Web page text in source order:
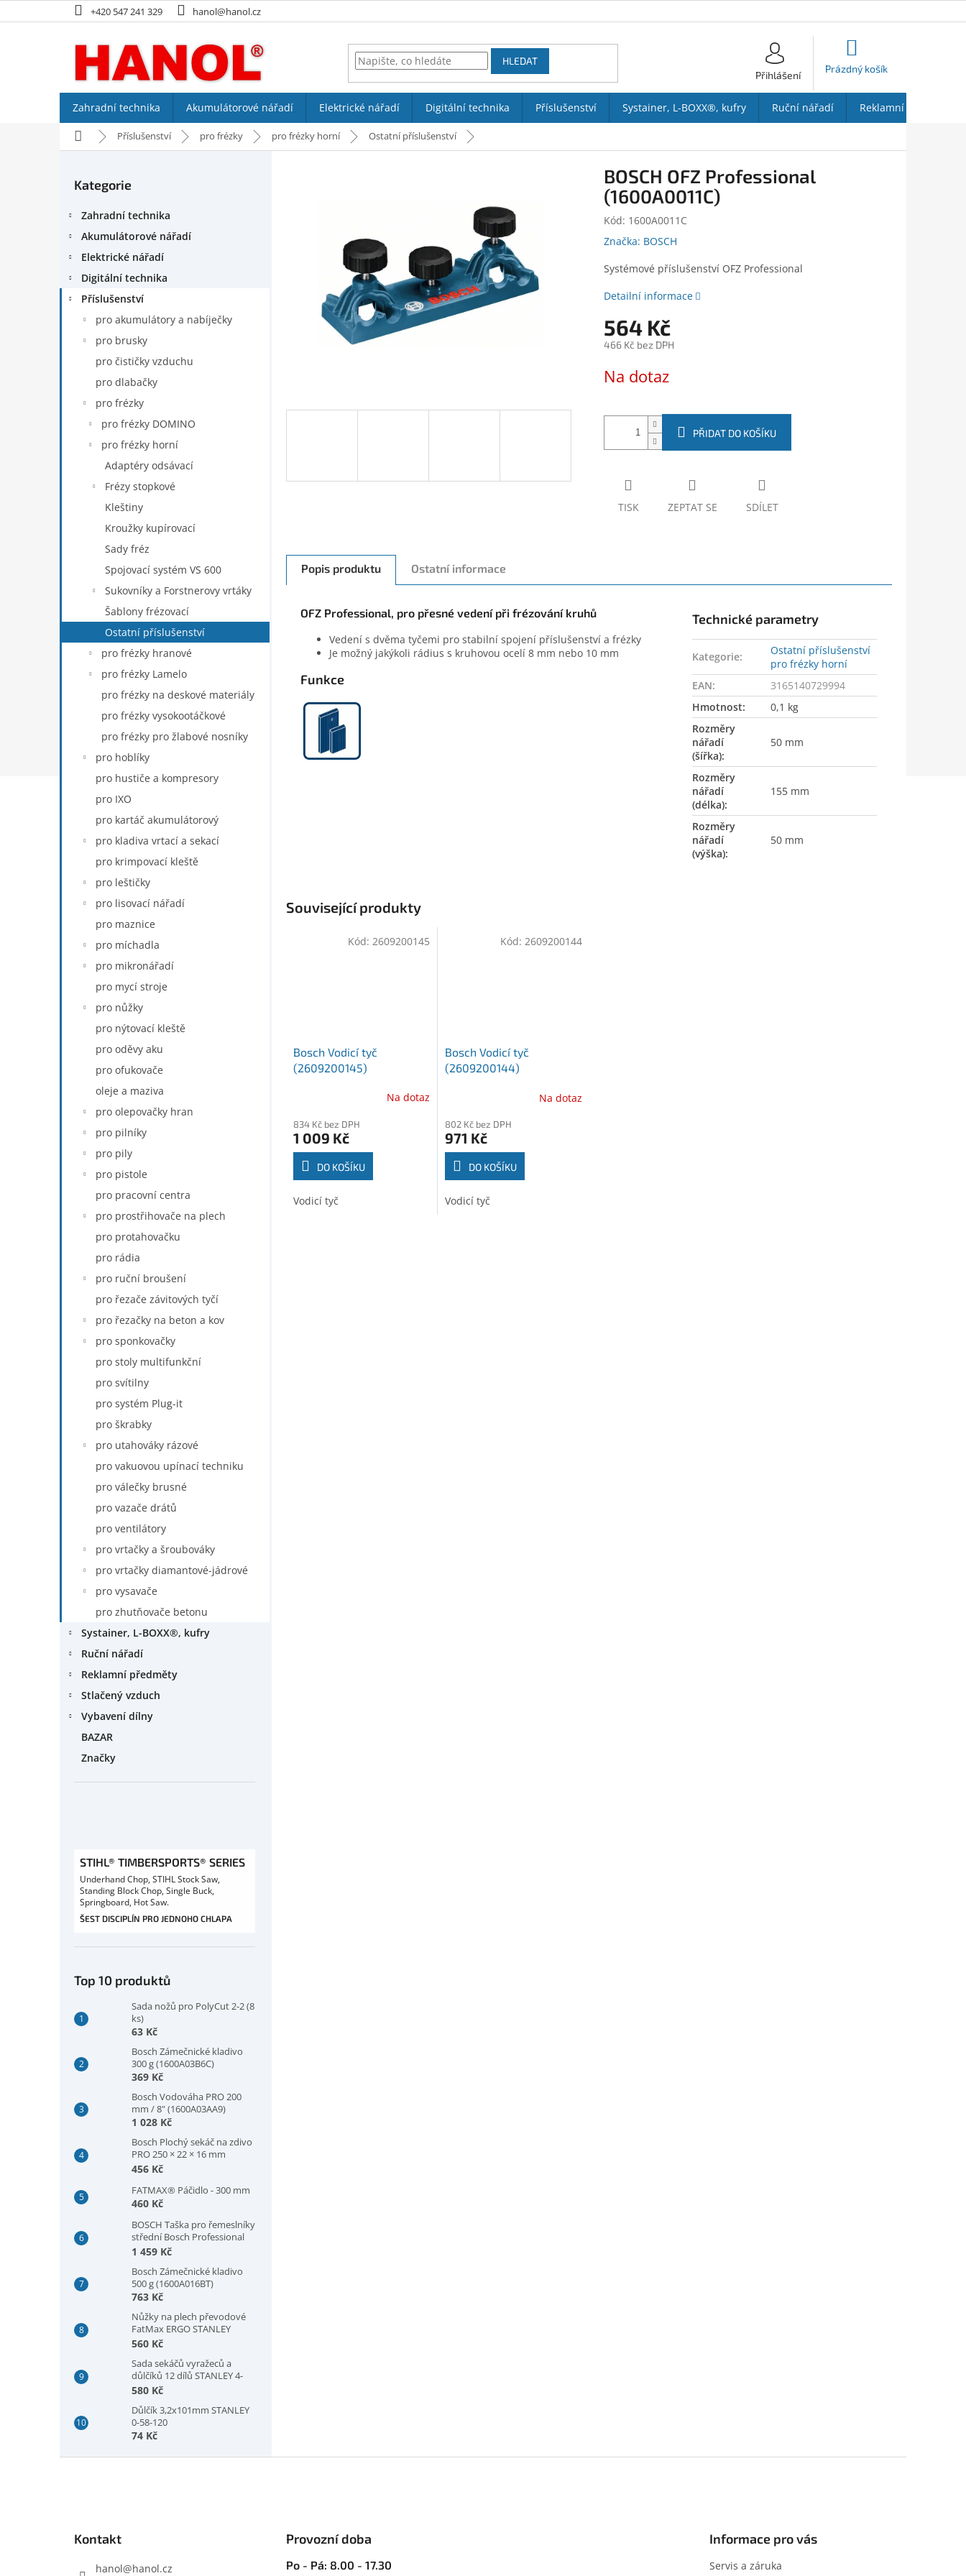
na
+420 547 241 329 hanol@hanol.cz
HLEDAT
Přihlášení
Prázdný košík
Zahradní technika Akumulátorové nářadí Elektrické nářadí Digitální technika Příslušenství Systainer, L-BOXX®, kufry Ruční nářadí Reklamní předměty
Domů Příslušenství pro frézky pro frézky horní Ostatní příslušenství
í
Přeskočit
Kategorie
Zahradní technika
Akumulátorové nářadí
Elektrické nářadí
Digitální technika
Příslušenství
pro akumulátory a nabíječky
pro brusky
pro čističky vzduchu
pro dlabačky
pro frézky
pro frézky DOMINO
pro frézky horní
Adaptéry odsávací
Frézy stopkové
Kleštiny
Kroužky kupírovací
Sady fréz
Spojovací systém VS 600
Sukovníky a Forstnerovy vrtáky
Šablony frézovací
Ostatní příslušenství
pro frézky hranové
pro frézky Lamelo
pro frézky na deskové materiály
pro frézky vysokootáčkové
pro frézky pro žlabové nosníky
pro hoblíky
pro hustiče a kompresory
pro IXO
pro kartáč akumulátorový
pro kladiva vrtací a sekací
pro krimpovací kleště
pro leštičky
pro lisovací nářadí
pro maznice
pro míchadla
pro mikronářadí
pro mycí stroje
pro nůžky
pro nýtovací kleště
pro oděvy aku
pro ofukovače
oleje a maziva
pro olepovačky hran
pro pilníky
pro pily
pro pistole
pro pracovní centra
pro prostřihovače na plech
pro protahovačku
pro rádia
pro ruční broušení
pro řezače závitových tyčí
pro řezačky na beton a kov
pro sponkovačky
pro stoly multifunkční
pro svítilny
pro systém Plug-it
pro škrabky
pro utahováky rázové
pro vakuovou upínací techniku
pro válečky brusné
pro vazače drátů
pro ventilátory
pro vrtačky a šroubováky
pro vrtačky diamantové-jádrové
pro vysavače
pro zhutňovače betonu
Systainer, L-BOXX®, kufry
Ruční nářadí
Reklamní předměty
Stlačený vzduch
Vybavení dílny
BAZAR
Značky
STIHL® TIMBERSPORTS® SERIES
Underhand Chop, STIHL Stock Saw,
Standing Block Chop, Single Buck,
Springboard, Hot Saw.
ŠEST DISCIPLÍN PRO JEDNOHO CHLAPA
Top 10 produktů
Sada nožů pro PolyCut 2-2 (8
ks)
63 Kč
Bosch Zámečnické kladivo
300 g (1600A03B6C)
369 Kč
Bosch Vodováha PRO 200
mm / 8" (1600A03AA9)
1 028 Kč
Bosch Plochý sekáč na zdivo
PRO 250 × 22 × 16 mm
(1600A03A9W)
456 Kč
FATMAX® Páčidlo - 300 mm
460 Kč
BOSCH Taška pro řemeslníky
střední Bosch Professional
(1600A003BJ)
1 459 Kč
Bosch Zámečnické kladivo
500 g (1600A016BT)
763 Kč
Nůžky na plech převodové
FatMax ERGO STANLEY
FMHT73755-0
560 Kč
Sada sekáčů vyražeců a
důlčíků 12 dílů STANLEY 4-
18-299
580 Kč
Důlčík 3,2x101mm STANLEY
0-58-120
74 Kč
BOSCH OFZ Professional
(1600A0011C)
Kód: 1600A0011C
Značka: BOSCH
Systémové příslušenství OFZ Professional
Detailní informace
564 Kč
466 Kč bez DPH
cena:
Na dotaz
PŘIDAT DO KOŠÍKU
TISK ZEPTAT SE SDÍLET
Související produkty
Bosch Vodicí tyč
(2609200145)
Na dotaz
834 Kč bez DPH
1 009 Kč
DO KOŠÍKU
Vodicí tyč
Kód: 2609200145
Bosch Vodicí tyč
(2609200144)
Na dotaz
802 Kč bez DPH
971 Kč
DO KOŠÍKU
Vodicí tyč
Kód: 2609200144
Popis produktu Ostatní informace
OFZ Professional, pro přesné vedení při frézování kruhů
Vedení s dvěma tyčemi pro stabilní spojení příslušenství a frézky
Je možný jakýkoli rádius s kruhovou ocelí 8 mm nebo 10 mm
Funkce
Technické parametry
Kategorie:
Ostatní příslušenství
pro frézky horní
EAN:
3165140729994
Hmotnost:
0,1 kg
Rozměry
nářadí
(šířka):
50 mm
Rozměry
nářadí
(délka):
155 mm
Rozměry
nářadí
(výška):
50 mm
Kontakt
hanol@hanol.cz
Provozní doba
Po - Pá: 8.00 - 17.30
Informace pro vás
Servis a záruka